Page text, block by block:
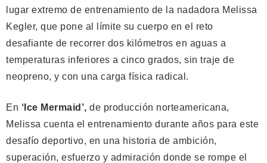
lugar extremo de entrenamiento de la nadadora Melissa
Kegler, que pone al límite su cuerpo en el reto
desafiante de recorrer dos kilómetros en aguas a
temperaturas inferiores a cinco grados, sin traje de
neopreno, y con una carga física radical.
En ‘Ice Mermaid’, de producción norteamericana,
Melissa cuenta el entrenamiento durante años para este
desafío deportivo, en una historia de ambición,
superación, esfuerzo y admiración donde se rompe el